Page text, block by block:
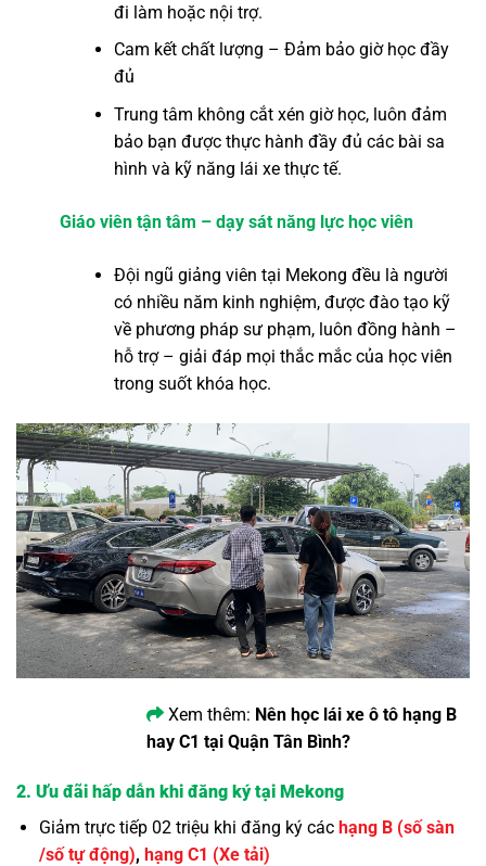
đi làm hoặc nội trợ.
Cam kết chất lượng – Đảm bảo giờ học đầy
đủ
Trung tâm không cắt xén giờ học, luôn đảm
bảo bạn được thực hành đầy đủ các bài sa
hình và kỹ năng lái xe thực tế.
Giáo viên tận tâm – dạy sát năng lực học viên
Đội ngũ giảng viên tại Mekong đều là người
có nhiều năm kinh nghiệm, được đào tạo kỹ
về phương pháp sư phạm, luôn đồng hành –
hỗ trợ – giải đáp mọi thắc mắc của học viên
trong suốt khóa học.
Xem thêm: Nên học lái xe ô tô hạng B
hay C1 tại Quận Tân Bình?
2. Ưu đãi hấp dẫn khi đăng ký tại Mekong
Giảm trực tiếp 02 triệu khi đăng ký các hạng B (số sàn
/số tự động), hạng C1 (Xe tải)